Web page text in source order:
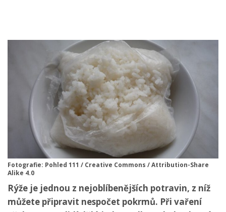
Fotografie: Pohled 111 / Creative Commons / Attribution-Share
Alike 4.0
Rýže je jednou z nejoblíbenějších potravin, z níž
můžete připravit nespočet pokrmů. Při vaření